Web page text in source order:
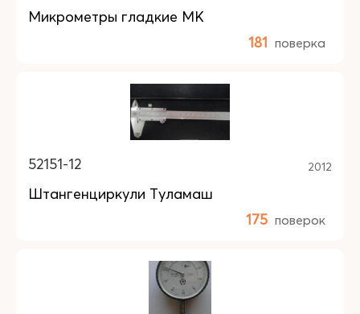
Микрометры гладкие МК
181 поверка
52151-12 2012
Штангенциркули Туламаш
175 поверок